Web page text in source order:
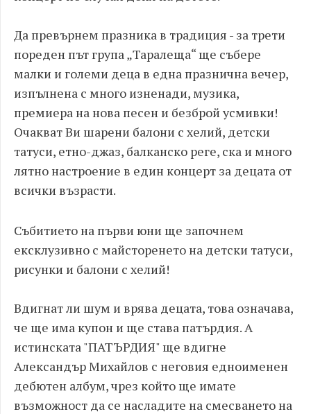
Да превърнем празника в традиция - за трети
пореден път група „Таралеща“ ще събере
малки и големи деца в една празнична вечер,
изпълнена с много изненади, музика,
премиера на нова песен и безброй усмивки!
Очакват Ви шарени балони с хелий, детски
татуси, етно-джаз, балканско реге, ска и много
лятно настроение в един концерт за децата от
всички възрасти.
Събитието на първи юни ще започнем
ексклузивно с майсторенето на детски татуси,
рисунки и балони с хелий!
Вдигнат ли шум и врява децата, това означава,
че ще има купон и ще става патърдия. А
истинската "ПАТЪРДИЯ" ще вдигне
Александър Михайлов с неговия едноименен
дебютен албум, чрез който ще имате
възможност да се насладите на смесването на